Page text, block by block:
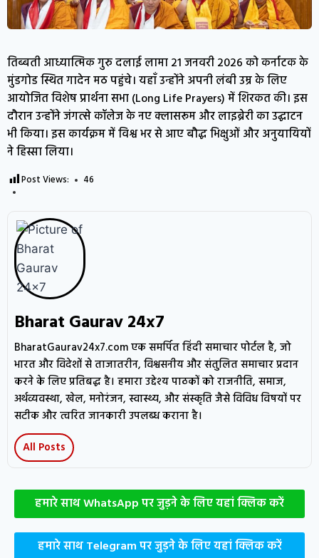
तिब्बती आध्यात्मिक गुरु दलाई लामा 21 जनवरी 2026 को कर्नाटक के
मुंडगोड स्थित गादेन मठ पहुंचे। यहाँ उन्होंने अपनी लंबी उम्र के लिए
आयोजित विशेष प्रार्थना सभा (Long Life Prayers) में शिरकत की। इस
दौरान उन्होंने जंगत्से कॉलेज के नए क्लासरूम और लाइब्रेरी का उद्घाटन
भी किया। इस कार्यक्रम में विश्व भर से आए बौद्ध भिक्षुओं और अनुयायियों
ने हिस्सा लिया।
Post Views: 46
Bharat Gaurav 24x7
BharatGaurav24x7.com एक समर्पित हिंदी समाचार पोर्टल है, जो
भारत और विदेशों से ताजातरीन, विश्वसनीय और संतुलित समाचार प्रदान
करने के लिए प्रतिबद्ध है। हमारा उद्देश्य पाठकों को राजनीति, समाज,
अर्थव्यवस्था, खेल, मनोरंजन, स्वास्थ्य, और संस्कृति जैसे विविध विषयों पर
सटीक और त्वरित जानकारी उपलब्ध कराना है।
All Posts
हमारे साथ WhatsApp पर जुड़ने के लिए यहां क्लिक करें
हमारे साथ Telegram पर जुड़ने के लिए यहां क्लिक करें